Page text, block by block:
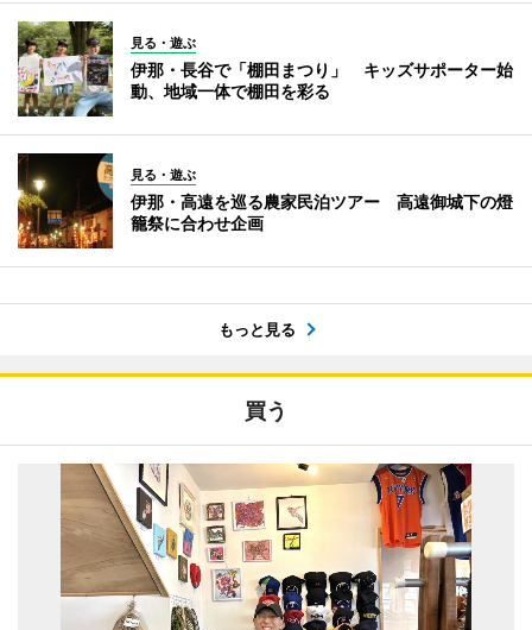
見る・遊ぶ
伊那・長谷で「棚田まつり」 キッズサポーター始
動、地域一体で棚田を彩る
見る・遊ぶ
伊那・高遠を巡る農家民泊ツアー 高遠御城下の燈
籠祭に合わせ企画
もっと見る
買う